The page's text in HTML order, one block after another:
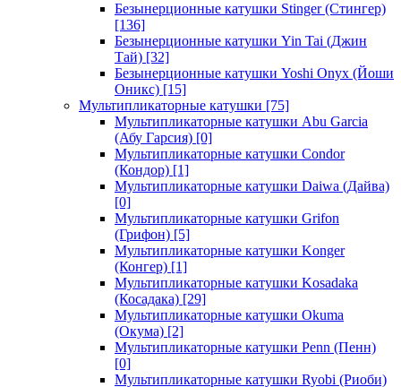
Безынерционные катушки Stinger (Стингер)
[136]
Безынерционные катушки Yin Tai (Джин
Тай) [32]
Безынерционные катушки Yoshi Onyx (Йоши
Оникс) [15]
Мультипликаторные катушки [75]
Мультипликаторные катушки Abu Garcia
(Абу Гарсия) [0]
Мультипликаторные катушки Condor
(Кондор) [1]
Мультипликаторные катушки Daiwa (Дайва)
[0]
Мультипликаторные катушки Grifon
(Грифон) [5]
Мультипликаторные катушки Konger
(Конгер) [1]
Мультипликаторные катушки Kosadaka
(Косадака) [29]
Мультипликаторные катушки Okuma
(Окума) [2]
Мультипликаторные катушки Penn (Пенн)
[0]
Мультипликаторные катушки Ryobi (Риоби)